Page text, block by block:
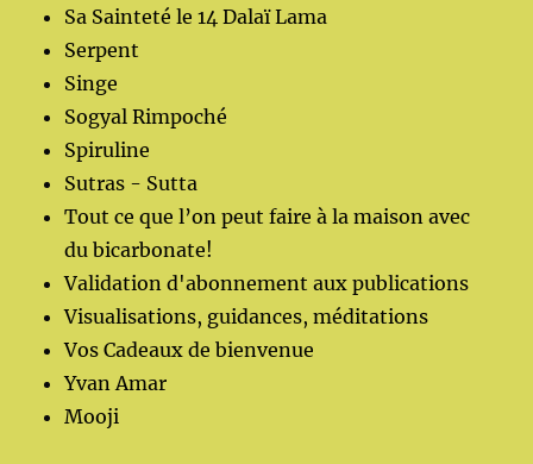
Sa Sainteté le 14 Dalaï Lama
Serpent
Singe
Sogyal Rimpoché
Spiruline
Sutras - Sutta
Tout ce que l’on peut faire à la maison avec
du bicarbonate!
Validation d'abonnement aux publications
Visualisations, guidances, méditations
Vos Cadeaux de bienvenue
Yvan Amar
Mooji